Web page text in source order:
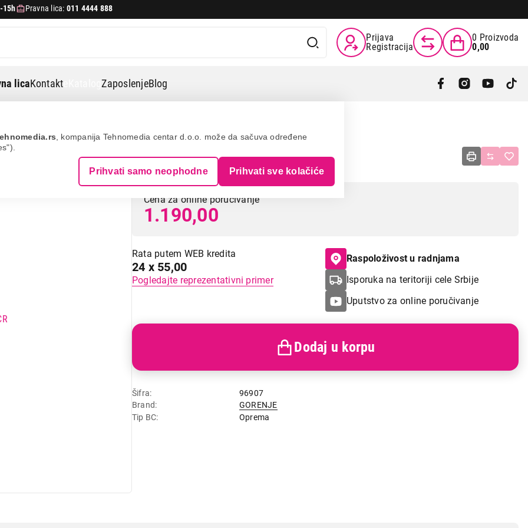
, kompanija Tehnomedia centar d.o.o. može da sačuva određene
Prihvati samo neophodne Prihvati sve kolačiće
15h Pravna lica: 011 4444 888
Prijava
Registracija
0 Proizvoda
0,00
licaKontakt eKatalogZaposlenjeBlog
GORENJE CCR
Cena za online poručivanje
1.190,00
Rata putem WEB kredita
24 x 55,00
Pogledajte reprezentativni primer
Raspoloživost u radnjama
Isporuka na teritoriji cele Srbije
Uputstvo za online poručivanje
Šifra
96907
Brand
GORENJE
Tip BC
Oprema
Dodaj u korpu